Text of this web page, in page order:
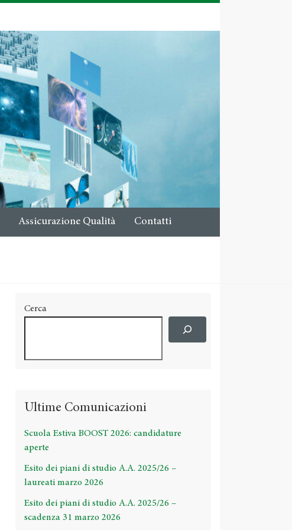
Assicurazione Qualità Contatti
Cerca
Ultime Comunicazioni
Scuola Estiva BOOST 2026: candidature
aperte
Esito dei piani di studio A.A. 2025/26 –
laureati marzo 2026
Esito dei piani di studio A.A. 2025/26 –
scadenza 31 marzo 2026